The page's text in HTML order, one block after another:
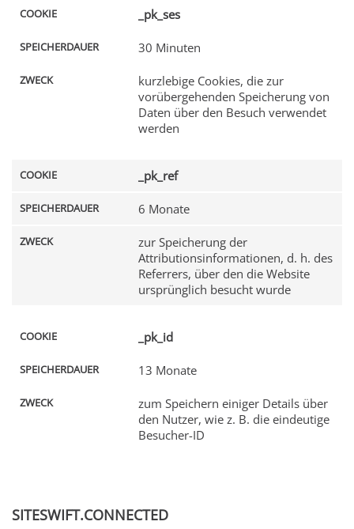
_pk_ses
30 Minuten
kurzlebige Cookies, die zur
vorübergehenden Speicherung von
Daten über den Besuch verwendet
werden
_pk_ref
6 Monate
zur Speicherung der
Attributionsinformationen, d. h. des
Referrers, über den die Website
ursprünglich besucht wurde
_pk_id
13 Monate
zum Speichern einiger Details über
den Nutzer, wie z. B. die eindeutige
Besucher-ID
SITESWIFT.CONNECTED